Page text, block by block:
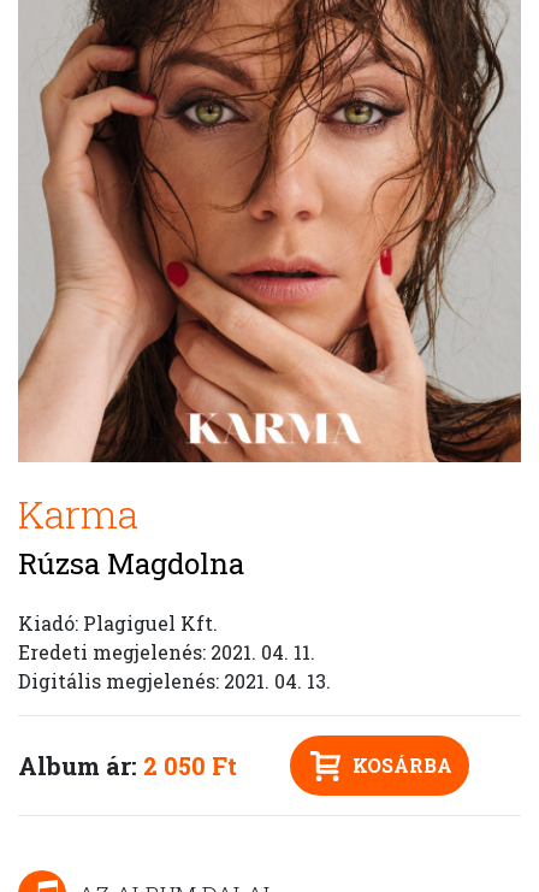
Karma
Rúzsa Magdolna
Kiadó: Plagiguel Kft.
Eredeti megjelenés: 2021. 04. 11.
Digitális megjelenés: 2021. 04. 13.
Album ár: 2 050 Ft KOSÁRBA